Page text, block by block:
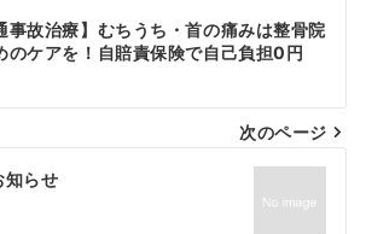
事故治療】むちうち・首の痛みは整骨院
のケアを！自賠責保険で自己負担0円
次のページ
知らせ